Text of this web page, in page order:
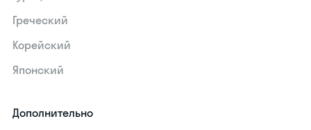
Греческий
Корейский
Японский
Дополнительно